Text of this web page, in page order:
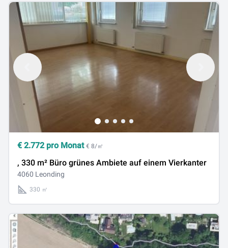
€ 2.772pro Monat € 8/㎡
, 330 m² Büro grünes Ambiete auf einem Vierkanter
4060 Leonding
330 ㎡